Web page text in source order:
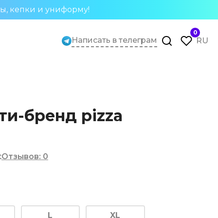
кепки и униформу!
Написать в телеграм
0
RU
бренд pizza
Отзывов: 0
L XL